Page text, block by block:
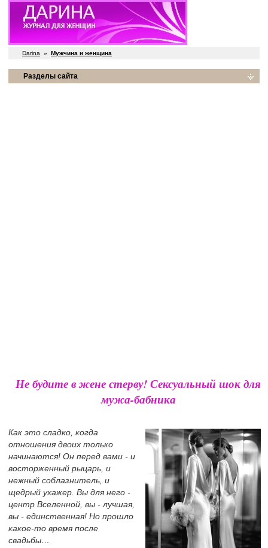
Darina » Мужчина и женщина
Разделы сайта
Не будите в жене стерву! Сексуальный шок для
мужа-бабника
Как это сладко, когда
отношения двоих только
начинаются! Он перед вами - и
восторженный рыцарь, и
нежный соблазнитель, и
щедрый ухажер. Вы для него -
центр Вселенной, вы - лучшая,
вы - единственная! Но прошло
какое-то время после
свадьбы…